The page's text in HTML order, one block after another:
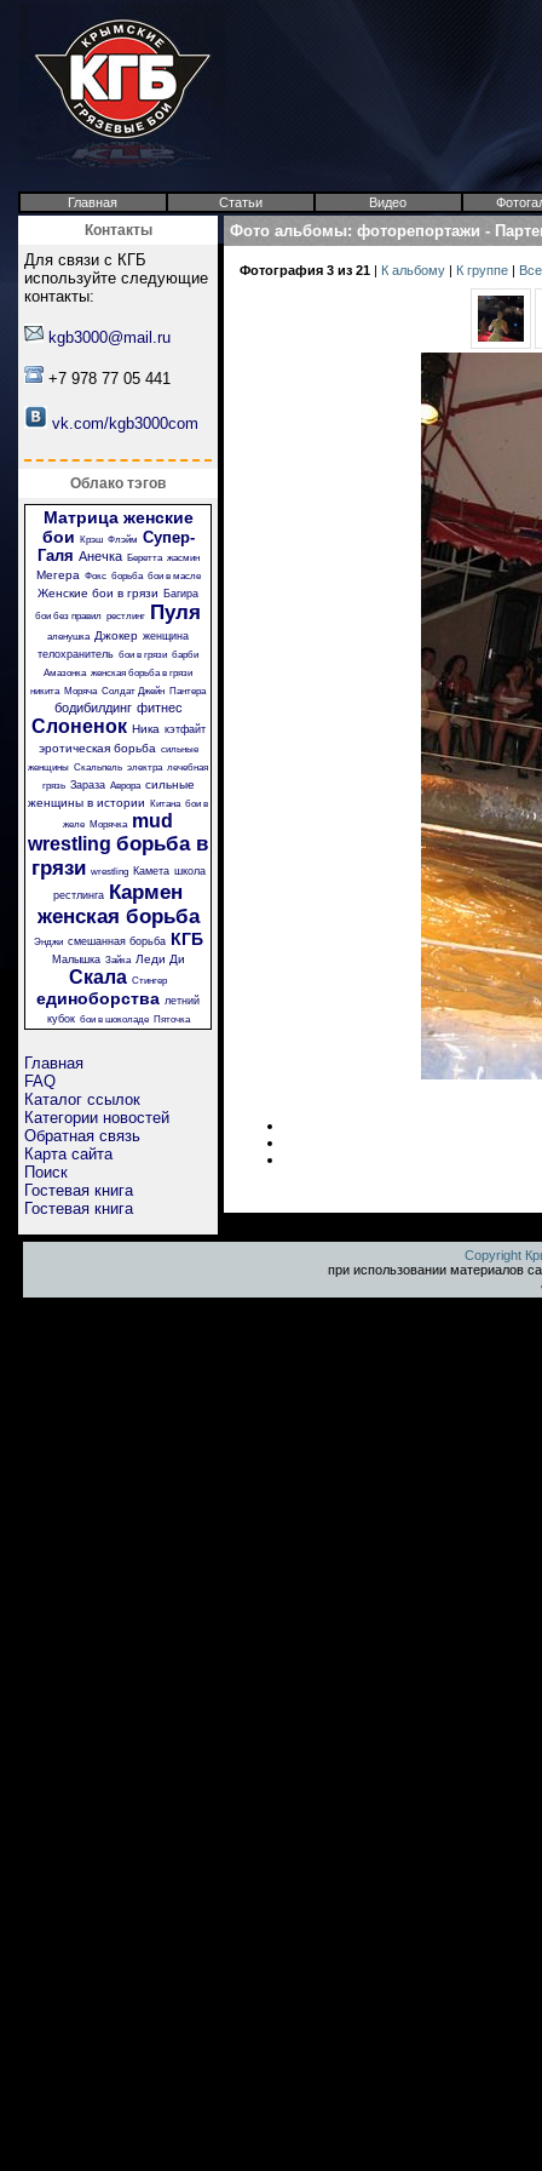
Главная Статьи Видео
Контакты
Для связи с КГБ
используйте следующие
контакты:
kgb3000@mail.ru
+7 978 77 05 441
vk.com/kgb3000com
Облако тэгов
Матрица женские
бои
Крэш Флэйм Супер-
Галя Анечка Беретта жасмин
Мегера Фокс борьба бои в масле
Женские бои в грязи Багира
бои без правил рестлинг Пуля
аленушка Джокер женщина
телохранитель бои в грязи барби
Амазонка женская борьба в грязи
никита Моряча Солдат Джейн Пантера
бодибилдинг фитнес
Слоненок Ника кэтфайт
эротическая борьба сильные
женщины Скальпель электра лечебная
грязь Зараза Аврора сильные
женщины в истории
Китана бои в
желе Морячка mud
wrestling борьба в
грязи wrestling Камета школа
рестлинга Кармен
женская борьба
Энджи смешанная борьба КГБ
Малышка Зайка Леди Ди
Скала Стингер
единоборства летний
кубок бои в шоколаде Пяточка
Главная
FAQ
Каталог ссылок
Категории новостей
Обратная связь
Карта сайта
Поиск
Гостевая книга
Гостевая книга
Фото альбомы: фоторепортажи -
Фотография 3 из 21 | К альбому | К группе |
Copyright
при использовании материалов